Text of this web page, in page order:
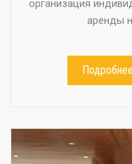
организация
аренды